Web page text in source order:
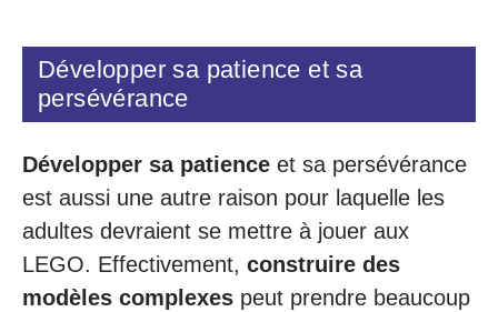
Développer sa patience et sa
persévérance
Développer sa patience et sa persévérance
est aussi une autre raison pour laquelle les
adultes devraient se mettre à jouer aux
LEGO. Effectivement, construire des
modèles complexes peut prendre beaucoup